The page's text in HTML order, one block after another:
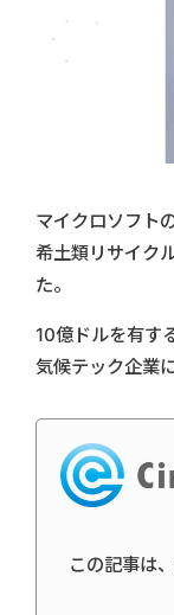
マイクロソフト
希土類リサイク
た。
10億ドルを有す
気候テック企業
この記事は